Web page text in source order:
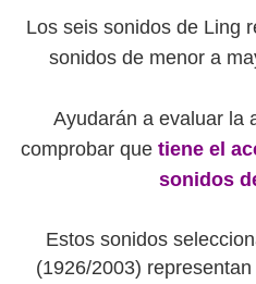
Los seis sonidos de Ling
sonidos de menor a
Ayudarán a evaluar la
comprobar que tiene el
sonidos
Estos sonidos
(1926/2003)